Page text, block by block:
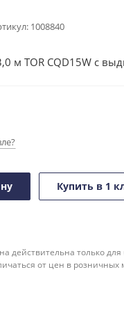
1008840
м TOR CQD15W с
Купить в 1
действительна только
от цен в розничных